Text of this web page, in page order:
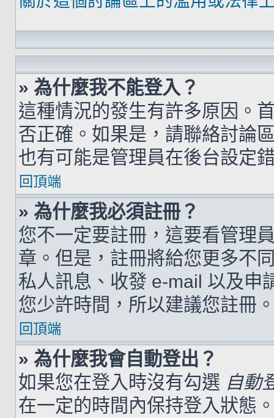
» 為什麼我不能登入？
這種情況的發生有許多原因。
否正確。如果是，請聯絡討論
也有可能是管理員在後台設定
回頂端
» 為什麼我必須註冊？
您不一定要註冊，這要看管理
章。但是，註冊將給您更多不
私人訊息、收發 e-mail 以及申
您少許時間，所以建議您註冊
回頂端
» 為什麼我會自動登出？
如果您在登入時沒有勾選 自動
在一定的時間內保持登入狀態